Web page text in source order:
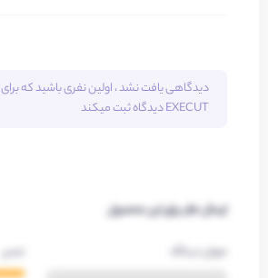
دیدگاهی یافت نشد ، اولین نفری باشید که برای
EXECUTدیدگاه ثبت میکند
ارسال نظر برای این محصول
عنوان دیدگاه